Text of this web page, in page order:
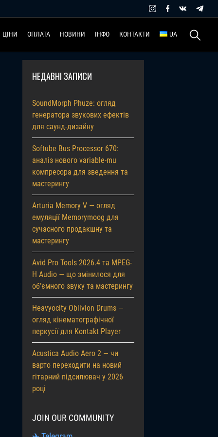
ЦІНИ ОПЛАТА НОВИНИ ІНФО КОНТАКТИ UA Пошук:
НЕДАВНІ ЗАПИСИ
SoundMorph Phuze: огляд
генератора звукових ефектів
для саунд-дизайну
Softube Bus Processor 670:
аналіз нового variable-mu
компресора для зведення та
мастерингу
Arturia Memory V — огляд
емуляції Memorymoog для
сучасного продакшну та
мастерингу
Avid Pro Tools 2026.4 та MPEG-
H Audio — що змінилося для
об’ємного звуку та мастерингу
Heavyocity Oblivion Drums —
огляд кінематографічної
перкусії для Kontakt Player
Acustica Audio Aero 2 — чи
варто переходити на новий
гітарний підсилювач у 2026
році
JOIN OUR COMMUNITY